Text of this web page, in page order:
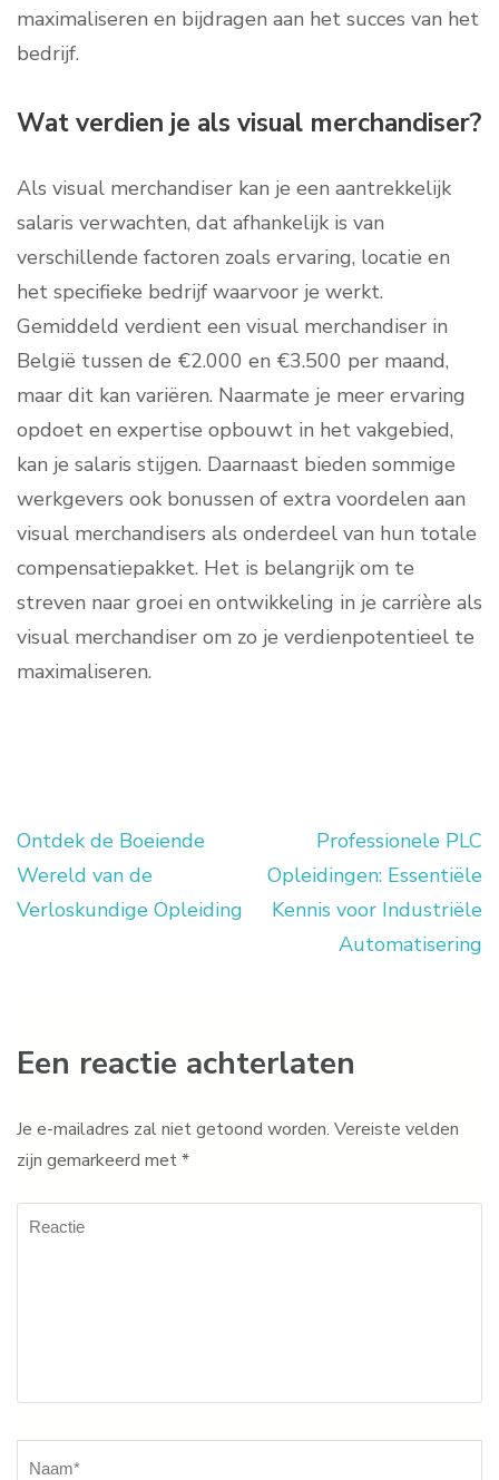
maximaliseren en bijdragen aan het succes van het
bedrijf.
Wat verdien je als visual merchandiser?
Als visual merchandiser kan je een aantrekkelijk
salaris verwachten, dat afhankelijk is van
verschillende factoren zoals ervaring, locatie en
het specifieke bedrijf waarvoor je werkt.
Gemiddeld verdient een visual merchandiser in
België tussen de €2.000 en €3.500 per maand,
maar dit kan variëren. Naarmate je meer ervaring
opdoet en expertise opbouwt in het vakgebied,
kan je salaris stijgen. Daarnaast bieden sommige
werkgevers ook bonussen of extra voordelen aan
visual merchandisers als onderdeel van hun totale
compensatiepakket. Het is belangrijk om te
streven naar groei en ontwikkeling in je carrière als
visual merchandiser om zo je verdienpotentieel te
maximaliseren.
Berichtnavigatie
Ontdek de Boeiende
Wereld van de
Verloskundige Opleiding
Professionele PLC
Opleidingen: Essentiële
Kennis voor Industriële
Automatisering
Een reactie achterlaten
Je e-mailadres zal niet getoond worden. Vereiste velden
zijn gemarkeerd met*
Reactie